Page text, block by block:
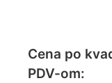
Cena po
PDV-om: